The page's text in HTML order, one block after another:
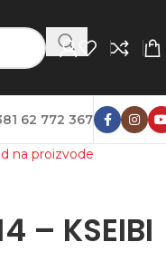
62 772 367
na proizvode
– KSEIBI